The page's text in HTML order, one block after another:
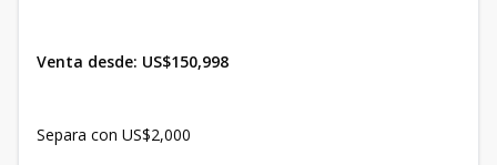
Venta desde: US$150,998
Separa con US$2,000